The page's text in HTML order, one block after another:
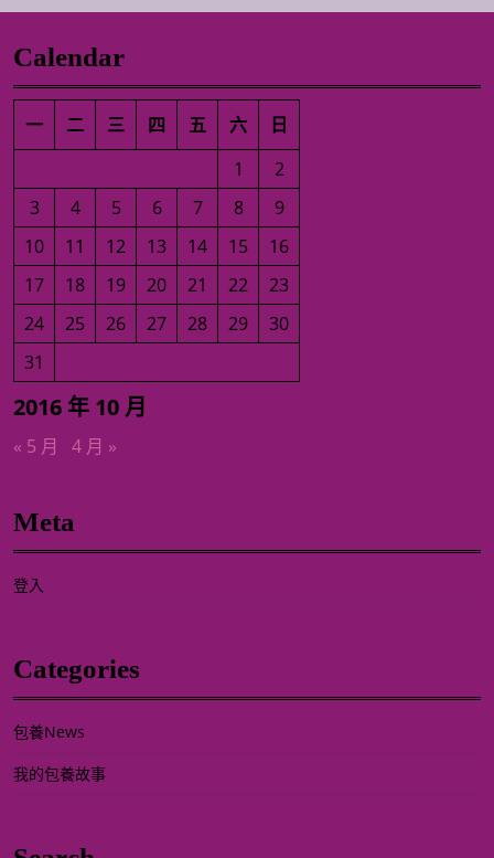
拜！
Calendar
2016 年 10 月
一 二 三 四 五 六
日
1
2
3
4 5 6 7 8
9
10
11 12 13 14 15
16
17
18 19 20 21 22
23
24
25 26 27 28 29
30
31
« 5 月 4 月 »
Meta
登入
Categories
包養News
我的包養故事